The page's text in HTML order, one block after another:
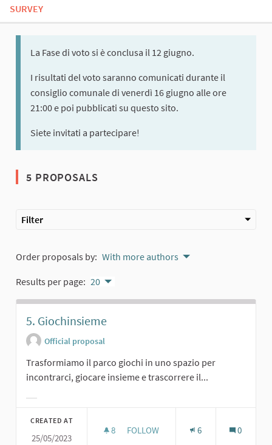
SURVEY
La Fase di voto si è conclusa il 12 giugno.
I risultati del voto saranno comunicati durante il
consiglio comunale di venerdì 16 giugno alle ore
21:00 e poi pubblicati su questo sito.
Siete invitati a partecipare!
5 PROPOSALS
Filter
Order proposals by: With more authors
Results per page: 20
5. Giochinsieme
Official proposal
Trasformiamo il parco giochi in uno spazio per
incontrarci, giocare insieme e trascorrere il...
CREATED AT
25/05/2023
8 8 FOLLOWERS
FOLLOW 6 0